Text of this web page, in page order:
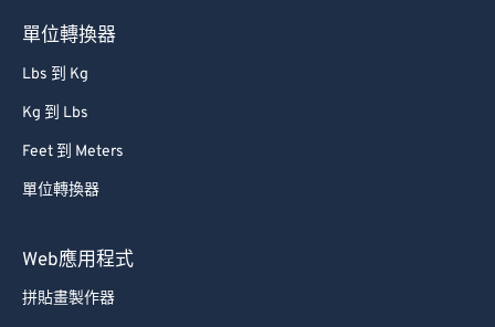
單位轉換器
Lbs 到 Kg
Kg 到 Lbs
Feet 到 Meters
單位轉換器
Web應用程式
拼貼畫製作器